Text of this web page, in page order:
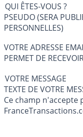
QUI ÊTES-VOUS ?
PSEUDO (SERA
PERSONNELLES)
VOTRE ADRESSE
PERMET DE
VOTRE MESSAGE
Ce champ n'accepte